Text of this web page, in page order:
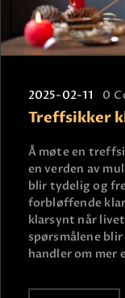
2025-02-11 0
Treffsikker
Å møte en
en verden av
blir tydelig og
forbløffende
klarsynt når
spørsmålene
handler om mer